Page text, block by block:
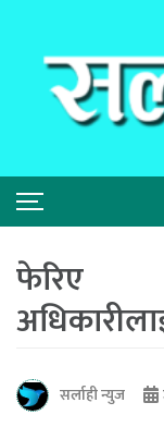
फेरिए
सर्लाही न्युज